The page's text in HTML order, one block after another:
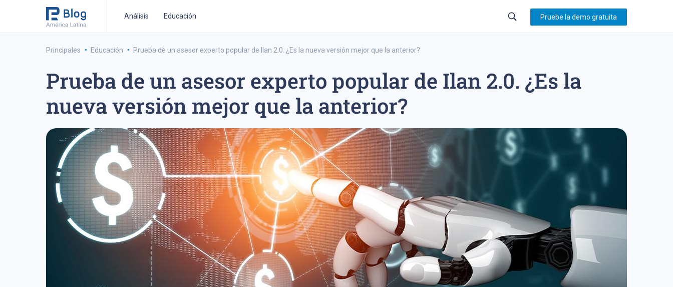
Análisis Educación
estrategia de trading a medio-plazo estrategia de trading a largo plazo estrategia de trading a corto plazo ipo 2023 trading en forex sistema de trading
Pruebe la demo gratuita
Principales · Educación · Prueba de un asesor experto popular de Ilan 2.0. ¿Es la nueva versión mejor que la anterior?
Prueba de un asesor experto popular de Ilan 2.0. ¿Es la
nueva versión mejor que la anterior?